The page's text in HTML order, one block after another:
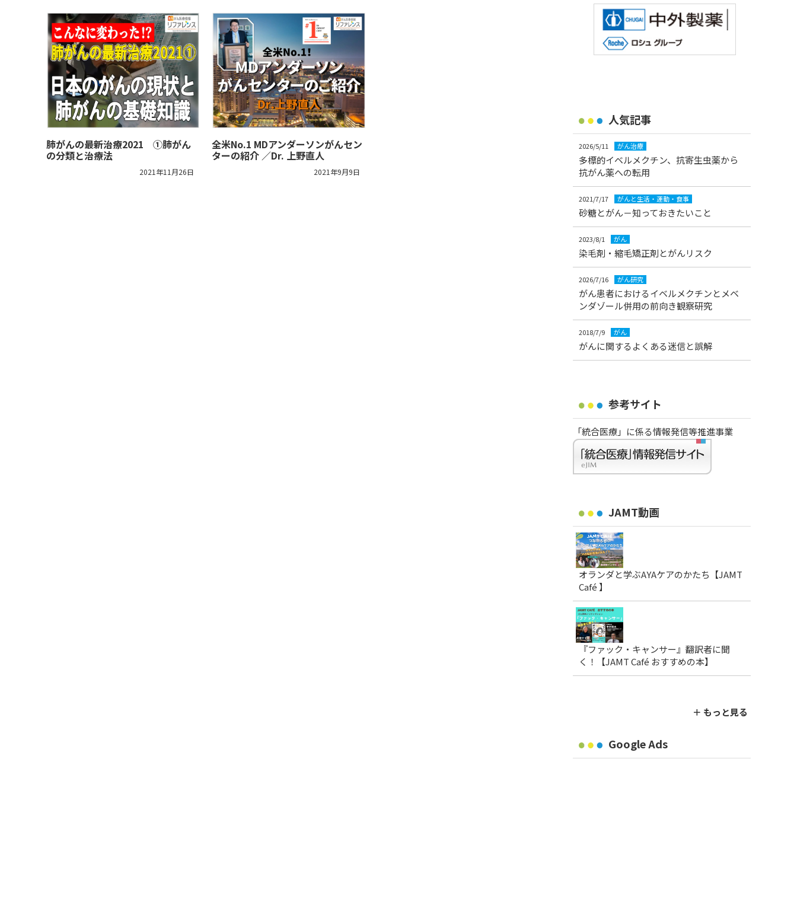
肺がんの最新治療2021 ①肺がん
の分類と治療法
2021年11月26日
全米No.1 MDアンダーソンがんセン
ターの紹介 ／Dr. 上野直人
2021年9月9日
人気記事
2026/5/11 がん治療
多標的イベルメクチン、抗寄生虫薬から
抗がん薬への転用
2021/7/17 がんと生活・運動・食事
砂糖とがん－知っておきたいこと
2023/8/1 がん
染毛剤・縮毛矯正剤とがんリスク
2026/7/16 がん研究
がん患者におけるイベルメクチンとメベ
ンダゾール併用の前向き観察研究
2018/7/9 がん
がんに関するよくある迷信と誤解
参考サイト
「統合医療」に係る情報発信等推進事業
JAMT動画
オランダと学ぶAYAケアのかたち【JAMT
Café 】
『ファック・キャンサー』翻訳者に聞
く！【JAMT Café おすすめの本】
＋ もっと見る
Google Ads